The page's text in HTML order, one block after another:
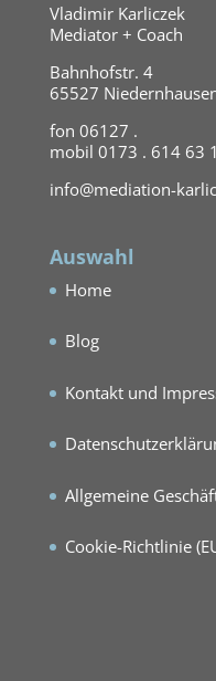
Vladimir Karliczek
Mediator + Coach
Bahnhofstr. 4
65527
fon 06127 .
mobil 0173 . 614 63
info@mediation-
Auswahl
Home
Blog
Kontakt und
Allgemeine
Cookie-Richtlinie